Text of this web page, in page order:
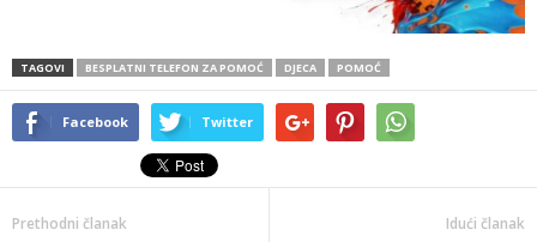
TAGOVI BESPLATNI TELEFON ZA POMOĆ DJECA POMOĆ
Facebook Twitter
Prethodni članak Idući članak